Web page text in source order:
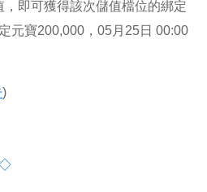
即可獲得該次儲值檔位的綁定
元寶200,000，05月25日 00:00
)